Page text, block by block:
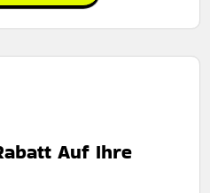
Auf Ihre